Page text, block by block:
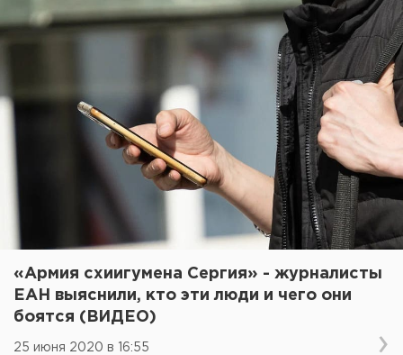
«Армия схиигумена Сергия» - журналисты
ЕАН выяснили, кто эти люди и чего они
боятся (ВИДЕО)
25 июня 2020 в 16:55